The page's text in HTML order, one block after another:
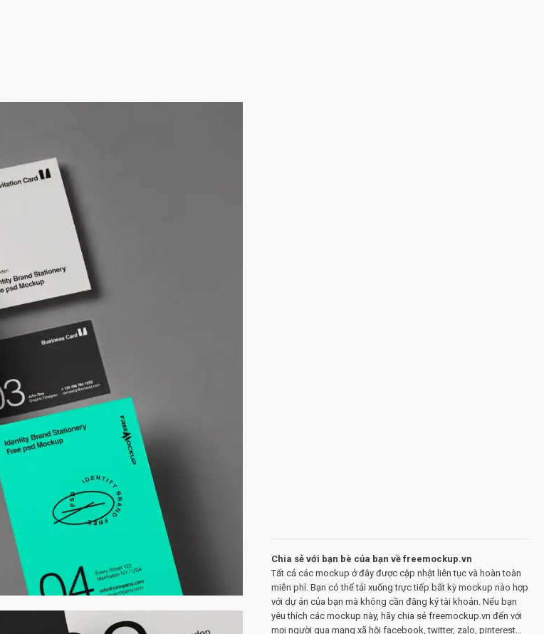
Chia sẻ với bạn bè của bạn về freemockup.vn
Tất cả các mockup ở đây được cập nhật liên tục và hoàn toàn
miễn phí. Bạn có thể tải xuống trực tiếp bất kỳ mockup nào hợp
với dự án của bạn mà không cần đăng ký tài khoản. Nếu bạn
yêu thích các mockup này, hãy chia sẻ freemockup.vn đến với
mọi người qua mạng xã hội facebook, twitter, zalo, pinterest…